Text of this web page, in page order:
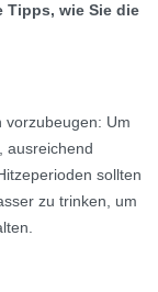
Tipps, wie Sie die
vorzubeugen: Um
ausreichend
sollten
zu trinken, um